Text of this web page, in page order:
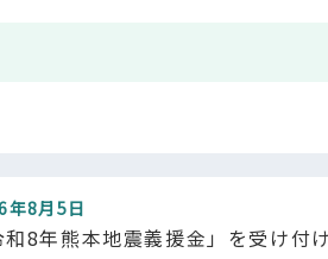
年8月5日
和8年熊本地震義援金」を受け付